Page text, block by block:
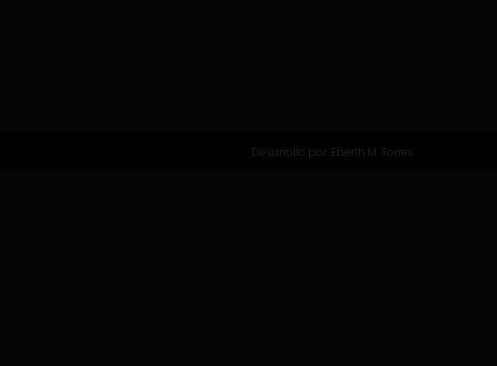
Desarrollo por: Eberth M. Torres